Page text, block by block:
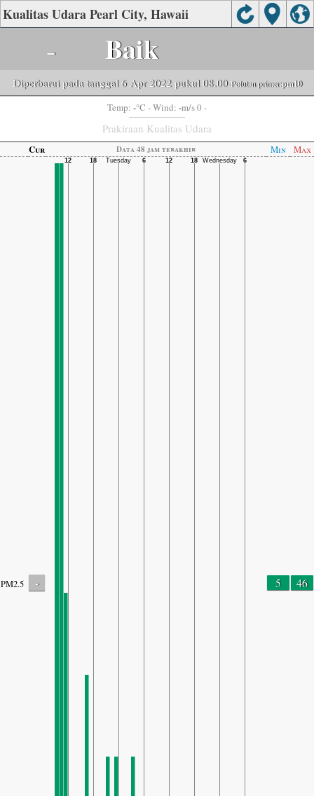
Kualitas Udara Pearl City, Hawaii
- Baik
Diperbarui pada tanggal 6 Apr 2022 pukul 08.00-Polutan primer:pm10
Temp: -°C - Wind: -m/s 0 -
Prakiraan Kualitas Udara
Cur Data 48 jam terakhir Min Max
PM2.5 - 5 46